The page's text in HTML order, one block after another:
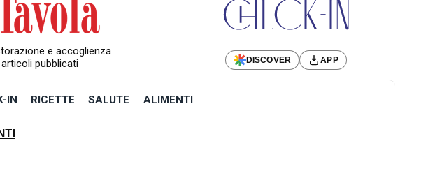
e accoglienza
pubblicati DISCOVER APP
IN RICETTE SALUTE ALIMENTI